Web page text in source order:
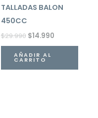
TALLADAS BALON
450CC
$29.990 $14.990
AÑADIR AL
CARRITO